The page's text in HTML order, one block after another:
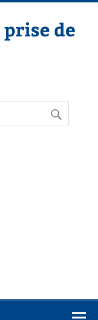
de